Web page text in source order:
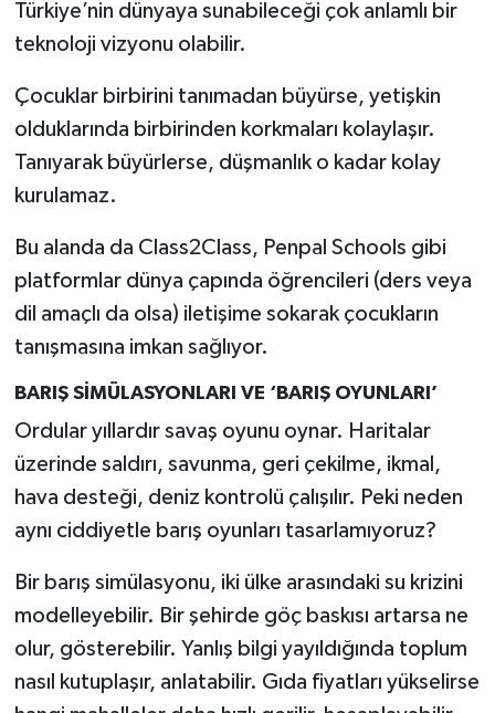
Türkiye’nin dünyaya sunabileceği çok anlamlı bir
teknoloji vizyonu olabilir.
Çocuklar birbirini tanımadan büyürse, yetişkin
olduklarında birbirinden korkmaları kolaylaşır.
Tanıyarak büyürlerse, düşmanlık o kadar kolay
kurulamaz.
Bu alanda da Class2Class, Penpal Schools gibi
platformlar dünya çapında öğrencileri (ders veya
dil amaçlı da olsa) iletişime sokarak çocukların
tanışmasına imkan sağlıyor.
BARIŞ SİMÜLASYONLARI VE ‘BARIŞ OYUNLARI’
Ordular yıllardır savaş oyunu oynar. Haritalar
üzerinde saldırı, savunma, geri çekilme, ikmal,
hava desteği, deniz kontrolü çalışılır. Peki neden
aynı ciddiyetle barış oyunları tasarlamıyoruz?
Bir barış simülasyonu, iki ülke arasındaki su krizini
modelleyebilir. Bir şehirde göç baskısı artarsa ne
olur, gösterebilir. Yanlış bilgi yayıldığında toplum
nasıl kutuplaşır, anlatabilir. Gıda fiyatları yükselirse